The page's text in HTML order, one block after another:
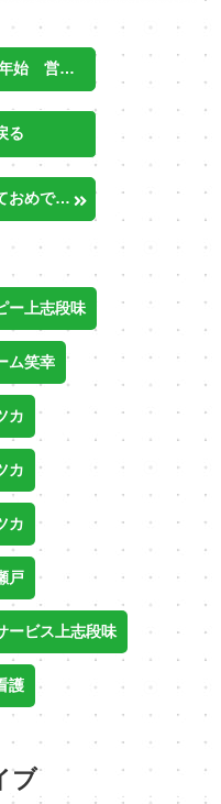
日のご案内
る
2021年 あけましておめでとうございます
ー上志段味
ム笑幸
カ
カ
カ
戸
ービス上志段味
護
ブ